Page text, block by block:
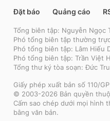
Đặt báo Quảng cáo
Tổng biên tập: Nguyễn Ngọc
Phó tổng biên tập thường
Phó tổng biên tập: Lâm Hiếu
Phó tổng biên tập: Trần Việt
Tổng thư ký tòa soạn: Đức
Giấy phép xuất bản số 110/
© 2003-2026 Bản quyền
Cấm sao chép dưới mọi hình
bằng văn bản.